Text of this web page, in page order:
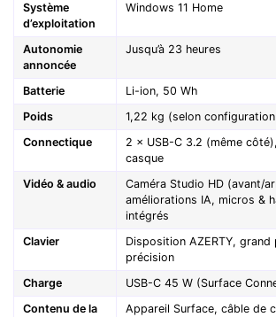
Système
d’exploitation
Windows 11 Home
Autonomie
annoncée
Jusqu’à 23 heures
Batterie
Li-ion, 50 Wh
Poids
1,22 kg (selon configuration
Connectique
2 × USB-C 3.2 (même
casque
Vidéo & audio
Caméra Studio HD (avant/
améliorations IA, micros &
intégrés
Clavier
Disposition AZERTY,
précision
Charge
USB-C 45 W (Surface
Contenu de la
Appareil Surface, câble de